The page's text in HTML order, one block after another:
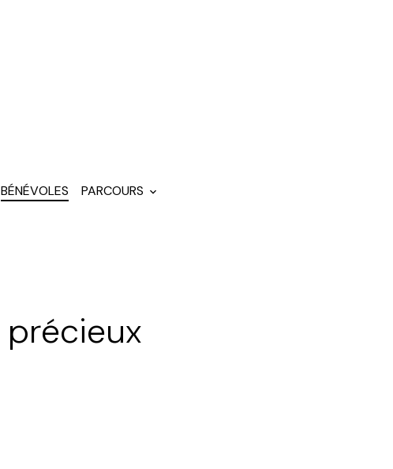
BÉNÉVOLES PARCOURS